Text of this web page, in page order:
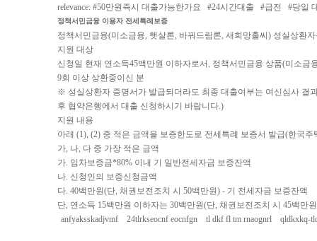
relevance: #50만원즉시 대출가능한가요 #24시간대출 #급전 #당일
정책서민금융 이용자 전세특례보증
정책서민금융(미소금융, 햇살론, 바꿔드림론, 새희망홀씨) 성실상환
지원 대상
신청일 현재 연소득45백만원 이하자로서, 정책서민금융 상품(미소
9회 이상 상환중이신 분
※ 성실상환자 증명서가 발급되더라도 최종 대출여부는 여신심사 결
후 협약은행에서 대출 신청하시기 바랍니다.)
지원 내용
아래 (1), (2) 중 적은 금액을 보증한도로 전세특례 보증서 발급(한국
가, 나, 다 중 가장 적은 금액
가. 임차보증금*80% 이내 기 일반전세자금 보증잔액
나. 신청인의 보증신청금액
다. 40백만원(단, 채권보전조치 시 50백만원) - 기 전세자금 보증잔액
단, 연소득 15백만원 이하자는 30백만원(단, 채권보전조치 시 45백만
anfyaksskadjvmf
24tlrkseocnf eocnfgn tl dkf fl tm rnaognrl qldkxkq-